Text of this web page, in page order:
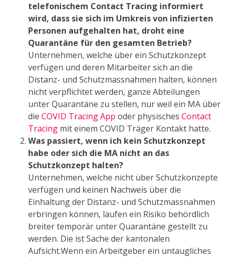
telefonischem Contact Tracing informiert
wird, dass sie sich im Umkreis von infizierten
Personen aufgehalten hat, droht eine
Quarantäne für den gesamten Betrieb?
Unternehmen, welche über ein Schutzkonzept
verfügen und deren Mitarbeiter sich an die
Distanz- und Schutzmassnahmen halten, können
nicht verpflichtet werden, ganze Abteilungen
unter Quarantäne zu stellen, nur weil ein MA über
die COVID Tracing App oder physisches Contact
Tracing mit einem COVID Träger Kontakt hatte.
Was passiert, wenn ich kein Schutzkonzept
habe oder sich die MA nicht an das
Schutzkonzept halten?
Unternehmen, welche nicht über Schutzkonzepte
verfügen und keinen Nachweis über die
Einhaltung der Distanz- und Schutzmassnahmen
erbringen können, laufen ein Risiko behördlich
breiter temporär unter Quarantäne gestellt zu
werden. Die ist Sache der kantonalen
Aufsicht.Wenn ein Arbeitgeber ein untaugliches